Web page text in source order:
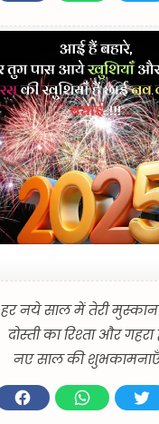
हर नये साल में तेरी मुस्कान
दोस्ती का रिश्ता और गहरा
नए साल की शुभकामनाएँ